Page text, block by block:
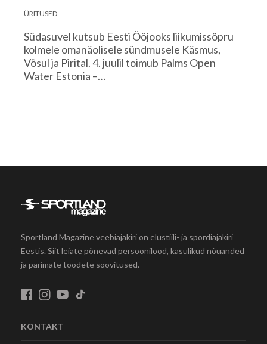
ÜRITUSED
Südasuvel kutsub Eesti Ööjooks liikumissõpru
kolmele omanäolisele sündmusele Käsmus,
Võsul ja Pirital. 4. juulil toimub Palms Open
Water Estonia –…
Sportland Magazine veebiajakiri on elustiili- ja spordiajakiri
Eestis. Siit leiate põnevad persoonilood, kasulikud nõuanded
ja parimate toodete soovitused.
KONTAKT